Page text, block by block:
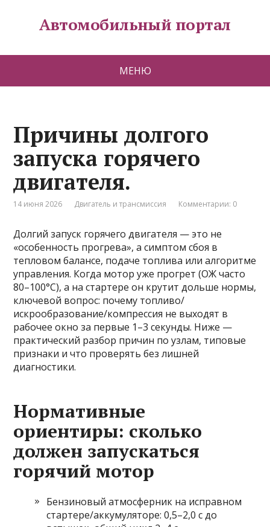
Автомобильный портал
МЕНЮ
Причины долгого
запуска горячего
двигателя.
14 июня 2026 Двигатель и трансмиссия Комментарии: 0
Долгий запуск горячего двигателя — это не
«особенность прогрева», а симптом сбоя в
тепловом балансе, подаче топлива или алгоритме
управления. Когда мотор уже прогрет (ОЖ часто
80–100°C), а на стартере он крутит дольше нормы,
ключевой вопрос: почему топливо/
искрообразование/компрессия не выходят в
рабочее окно за первые 1–3 секунды. Ниже —
практический разбор причин по узлам, типовые
признаки и что проверять без лишней
диагностики.
Нормативные
ориентиры: сколько
должен запускаться
горячий мотор
Бензиновый атмосферник на исправном
стартере/аккумуляторе: 0,5–2,0 с до